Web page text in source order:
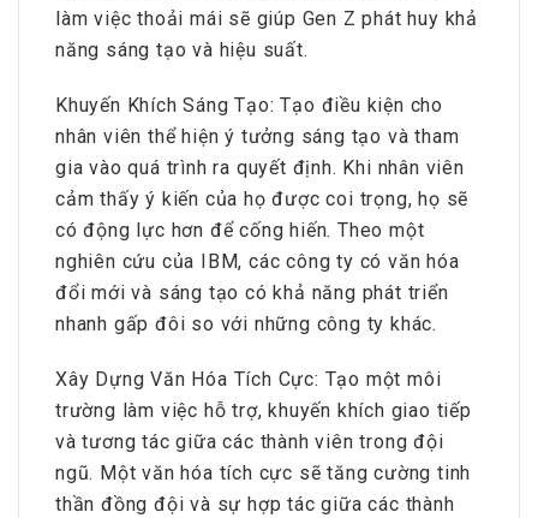
làm việc thoải mái sẽ giúp Gen Z phát huy khả
năng sáng tạo và hiệu suất.
Khuyến Khích Sáng Tạo: Tạo điều kiện cho
nhân viên thể hiện ý tưởng sáng tạo và tham
gia vào quá trình ra quyết định. Khi nhân viên
cảm thấy ý kiến của họ được coi trọng, họ sẽ
có động lực hơn để cống hiến. Theo một
nghiên cứu của IBM, các công ty có văn hóa
đổi mới và sáng tạo có khả năng phát triển
nhanh gấp đôi so với những công ty khác.
Xây Dựng Văn Hóa Tích Cực: Tạo một môi
trường làm việc hỗ trợ, khuyến khích giao tiếp
và tương tác giữa các thành viên trong đội
ngũ. Một văn hóa tích cực sẽ tăng cường tinh
thần đồng đội và sự hợp tác giữa các thành